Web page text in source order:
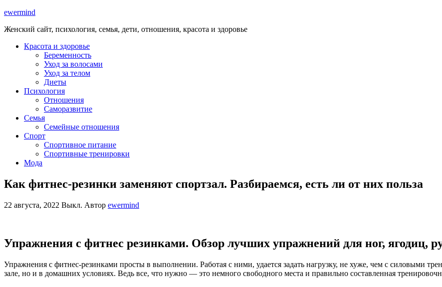
ewermind
Женский сайт, психология, семья, дети, отношения, красота и здоровье
Красота и здоровье
Беременность
Уход за волосами
Уход за телом
Диеты
Психология
Отношения
Саморазвитие
Семья
Семейные отношения
Спорт
Спортивное питание
Спортивные тренировки
Мода
Как фитнес-резинки заменяют спортзал. Разбираемся, есть ли от них польза
22 августа, 2022 Выкл. Автор ewermind
Упражнения с фитнес резинками. Обзор лучших упражнений для ног, ягодиц,
Упражнения с фитнес-резинками просты в выполнении. Работая с ними, удается задать нагрузку, не хуже, чем с силовыми
зале, но и в домашних условиях. Ведь все, что нужно — это немного свободного места и правильно составленная